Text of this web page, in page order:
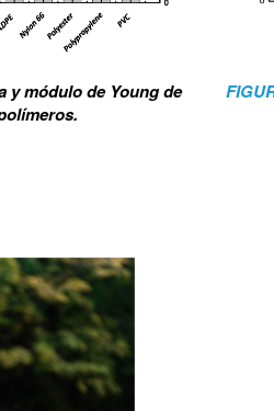
y módulo de Young de